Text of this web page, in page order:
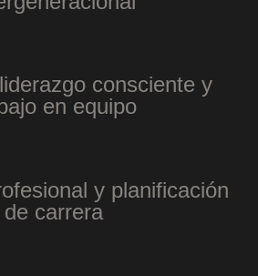
consciente y
en equipo
y planificación
de carrera